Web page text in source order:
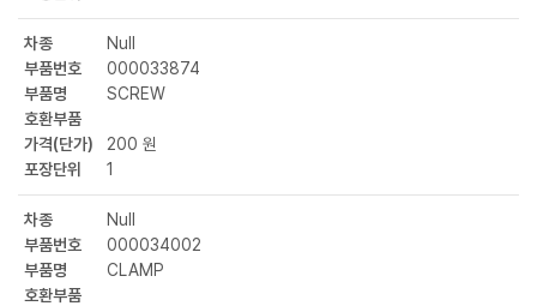
차종
Null
부품번호
000033874
부품명
SCREW
호환부품
가격(단가)
200 원
포장단위
1
차종
Null
부품번호
000034002
부품명
CLAMP
호환부품